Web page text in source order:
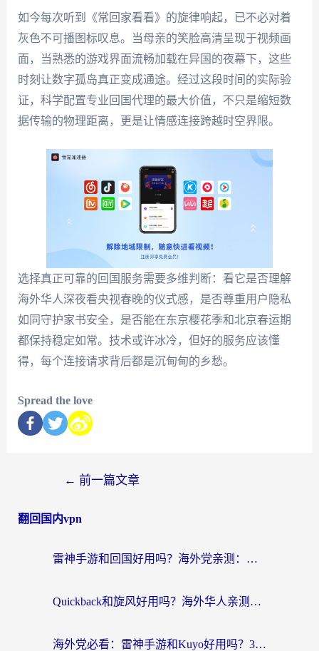
如今每次听到《常回家看看》的旋律响起，已不必对着
灰色不可播图标叹息。当母亲的笑脸高清呈现于视频画
面，当熟悉的游戏界面流畅加载在异国的夜幕下，这些
时刻让数字孤岛真正变成通途。经过这段时间的实际验
证，科学配置专业回国代理的最大价值，不只是缩短数
据传输的物理距离，更是让情感连接跨越时空界限。
选择真正可靠的回国服务需要多维判断：看它是否理解
海外华人深夜看央视春晚的仪式感，是否尊重用户隐私
如同守护家书安全，是否能在东京樱花季和北京春运期
都保持稳定如常。技术或许冰冷，但好的服务应该懂
得，每个连接请求背后都是沉甸甸的乡愁。
Spread the love
← 前一篇文章
翻回国内vpn
雷神手游和回国好用吗？海外党亲测：选对加速器才能无缝刷剧打游戏
Quickback和旋风好用吗？海外华人亲测：选对回国加速器才能无缝看央视5
海外党必看：雷神手游和Kuyo好用吗？3款回国加速器实测+避坑指南